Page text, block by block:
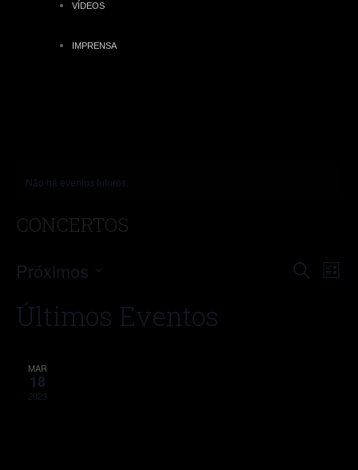
VÍDEOS
IMPRENSA
Não há eventos futuros.
CONCERTOS
Procurar
eventosLista
Próximos
a
data.
Últimos Eventos
MAR
18
2023